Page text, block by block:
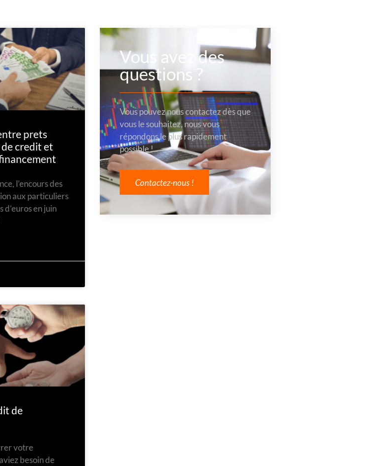
prets
credit et
l’encours des
aux particuliers
en juin
de
votre
besoin de
Vous avez des
questions ?
Vous pouvez nous contactez dès que
vous le souhaitez, nous vous
répondons le plus rapidement
possible !
Contactez-nous !